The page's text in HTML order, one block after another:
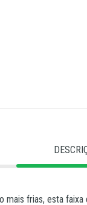
mais frias, esta